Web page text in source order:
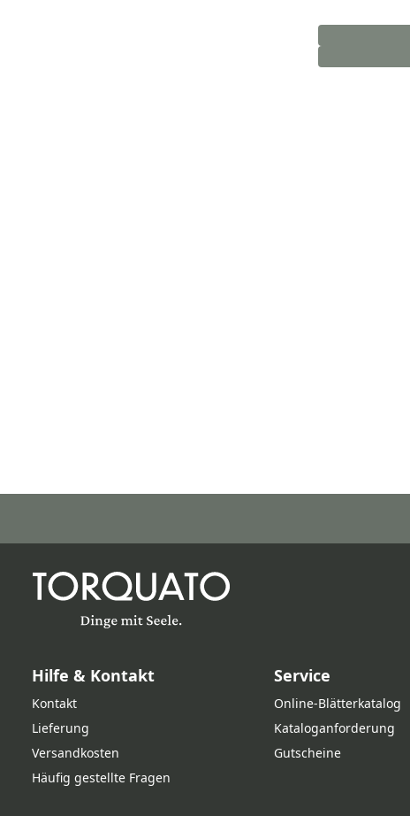
Hilfe & Kontakt
Kontakt
Lieferung
Versandkosten
Häufig gestellte Fragen
Service
Online‑Blätterkatalog
Kataloganforderung
Gutscheine